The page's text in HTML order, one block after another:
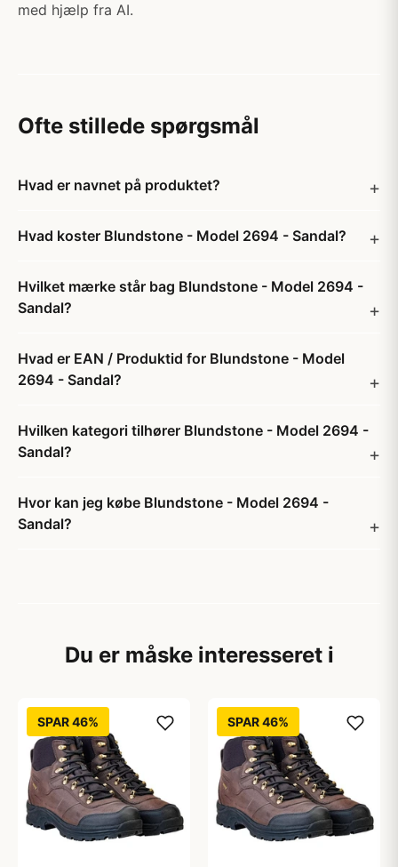
med hjælp fra AI.
Ofte stillede spørgsmål
Hvad er navnet på produktet?
Hvad koster Blundstone - Model 2694 - Sandal?
Hvilket mærke står bag Blundstone - Model 2694 -
Sandal?
Hvad er EAN / Produktid for Blundstone - Model
2694 - Sandal?
Hvilken kategori tilhører Blundstone - Model 2694 -
Sandal?
Hvor kan jeg købe Blundstone - Model 2694 -
Sandal?
Du er måske interesseret i
SPAR 46% SPAR 46%